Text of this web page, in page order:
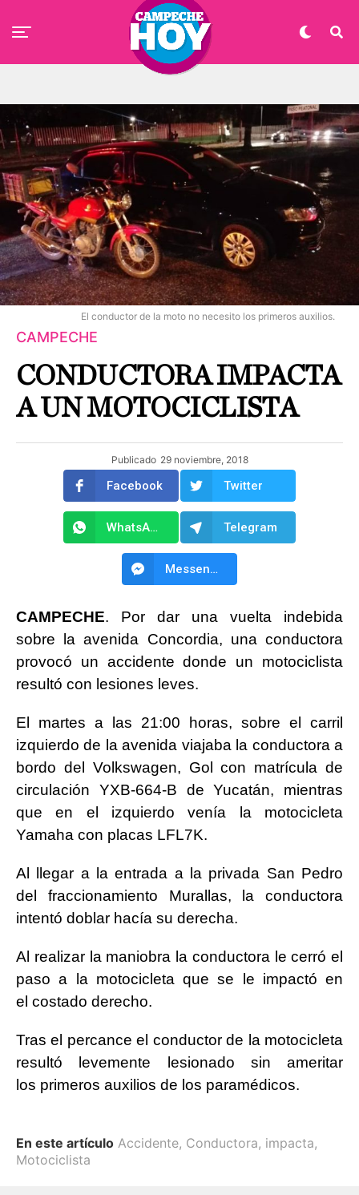
El conductor de la moto no necesito los primeros auxilios.
CAMPECHE
CONDUCTORA IMPACTA
A UN MOTOCICLISTA
Publicado 29 noviembre, 2018
Facebook Twitter
WhatsApp Telegram
Messenger
CAMPECHE. Por dar una vuelta indebida
sobre la avenida Concordia, una conductora
provocó un accidente donde un motociclista
resultó con lesiones leves.
El martes a las 21:00 horas, sobre el carril
izquierdo de la avenida viajaba la conductora a
bordo del Volkswagen, Gol con matrícula de
circulación YXB-664-B de Yucatán, mientras
que en el izquierdo venía la motocicleta
Yamaha con placas LFL7K.
Al llegar a la entrada a la privada San Pedro
del fraccionamiento Murallas, la conductora
intentó doblar hacía su derecha.
Al realizar la maniobra la conductora le cerró el
paso a la motocicleta que se le impactó en
el costado derecho.
Tras el percance el conductor de la motocicleta
resultó levemente lesionado sin ameritar
los primeros auxilios de los paramédicos.
En este artículo Accidente, Conductora, impacta,
Motociclista